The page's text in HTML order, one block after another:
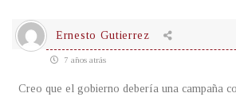
Ernesto Gutierrez
7 años atrás
Creo que el gobierno debería una campaña